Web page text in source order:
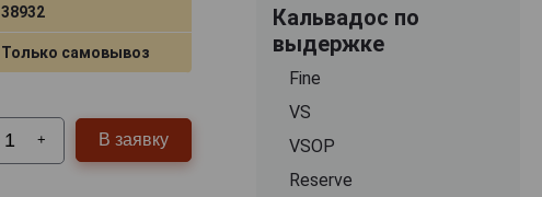
38932
Только самовывоз
+ В заявку
Кальвадос по
выдержке
Fine
VS
VSOP
Reserve